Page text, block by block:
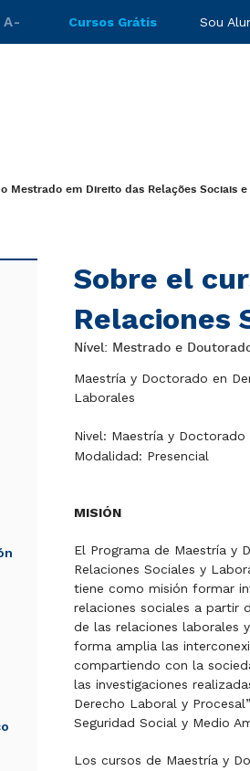
A- Cursos Grátis Sou
Mestrado em Direito das Relações Sociais
Sobre el
Relaciones
Nível: Mestrado e
Maestría y Doctorado en
Laborales
Nivel: Maestría y Doctorado
Modalidad: Presencial
MISIÓN
El Programa de Maestría y
Relaciones Sociales y
tiene como misión formar
relaciones sociales a partir
de las relaciones laborales
forma amplia las
compartiendo con la
las investigaciones
Derecho Laboral y
Seguridad Social y Medio
Los cursos de Maestría y